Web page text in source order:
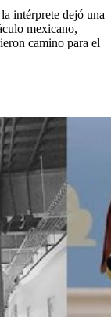
intérprete dejó una
mexicano,
camino para el